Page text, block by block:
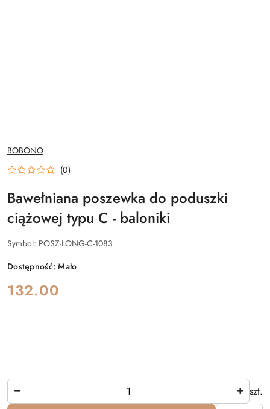
NAZWA
PRODUCENTA:
BOBONO
(0)
Bawełniana poszewka do poduszki
ciążowej typu C - baloniki
Symbol: POSZ-LONG-C-1083
Dostępność:Mało
cena:
132.00
szt.